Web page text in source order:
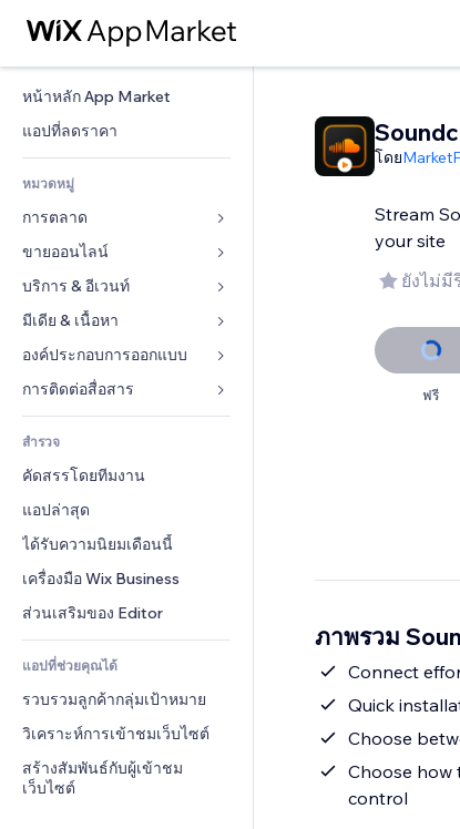
หน้าหลัก App Market
แอปที่ลดราคา
หมวดหมู่
การตลาด
โฆษณา
โทรศัพท์มือถือ
บทวิเคราะห์
โซเชียล
ทำอันดับเว็บไซต์
อีเมล
ขายออนไลน์
แอปสำหรับร้านค้า
การจัดส่ง & ส่งมอบสินค้า
ปุ่มการจำหน่าย
คอร์สออนไลน์
บัญชี
คูปอง & ความภักดีในแบรนด์
โซลูชันคลังสินค้า
การดรอปชิป
(Crowdfunding)
อาหาร & เครื่องดื่ม
บริการ & อีเวนท์
โรงแรม
อีเวนท์
ร้านอาหาร
อสังหาริมทรัพย์
การจอง
มีเดีย & เนื้อหา
แกลเลอรี
เพลง
พอดแคสต์
การถ่ายภาพ
วิดีโอ
PDF
การแชร์ไฟล์
ข่าว
องค์ประกอบการออกแบบ
แผนที่  & การนำทาง
ส่วนบุคคล & ความปลอดภัย
นาฬิกา
เทมเพลตเพจ
เอฟเฟกต์รูปภาพ
ปุ่ม & เมนู
แบนเนอร์ & สัญลักษณ์
เครื่องคำนวน
ค้นหา
อากาศ
แผนภูมิ & ตาราง
แบบฟอร์ม
แบบสำรวจ
แชต
หมายเหตุ
โทรศัพท์
ชุมชน
รีวิว & การรับรอง
CRM
สำรวจ
คัดสรรโดยทีมงาน
แอปล่าสุด
ได้รับความนิยมเดือนนี้
เครื่องมือ Wix Business
ส่วนเสริมของ Editor
แอปที่ช่วยคุณได้
รวบรวมลูกค้ากลุ่มเป้าหมาย
วิเคราะห์การเข้าชมเว็บไซต์
สร้างสัมพันธ์กับผู้เข้าชม
เว็บไซต์
โดย
Stream
your site
ยังไม่มี
ฟรี
ภาพรวม
Connect
Quick
Choose
Choose how
control